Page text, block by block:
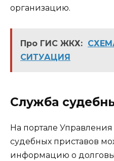
организацию.
Про ГИС ЖКХ:
СИТУАЦИЯ
Служба
На портале
судебных приставов
информацию о